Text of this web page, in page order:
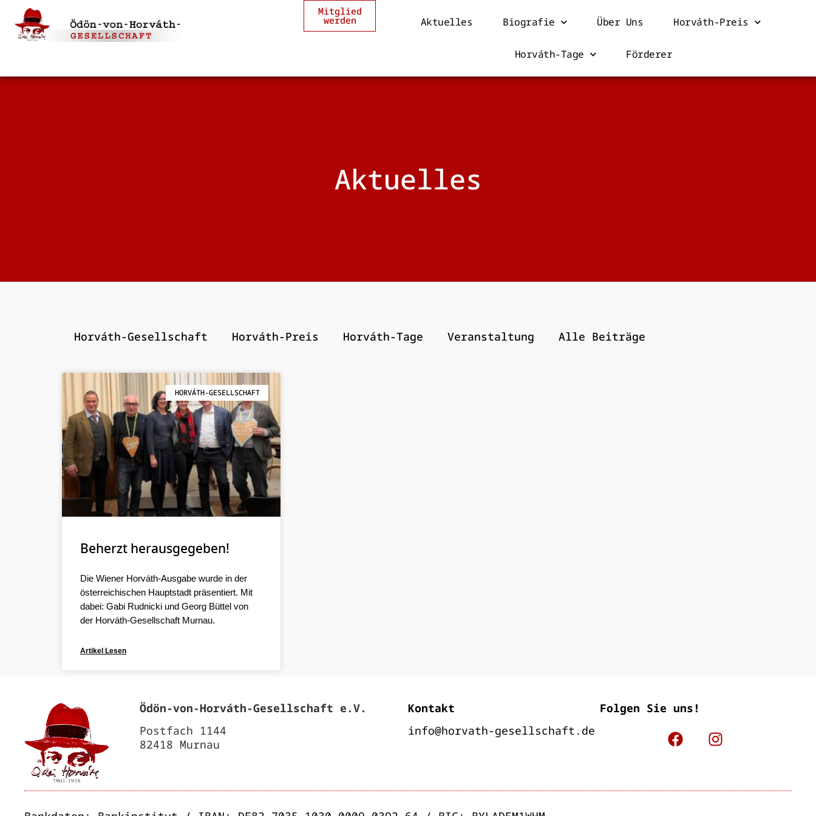
Aktuelles Biografie Über Uns Horváth-Preis
Horváth-Tage Förderer
Mitglied
werden
Aktuelles
Horváth-Gesellschaft Horváth-Preis Horváth-Tage Veranstaltung Alle Beiträge
HORVÁTH-GESELLSCHAFT
Beherzt herausgegeben!
Die Wiener Horváth-Ausgabe wurde in der
österreichischen Hauptstadt präsentiert. Mit
dabei: Gabi Rudnicki und Georg Büttel von
der Horváth-Gesellschaft Murnau.
Artikel Lesen
Ödön‐von‐Horváth‐Gesellschaft e.V.
Postfach 1144
82418 Murnau
Kontakt
info@horvath-gesellschaft.de
Folgen Sie uns!